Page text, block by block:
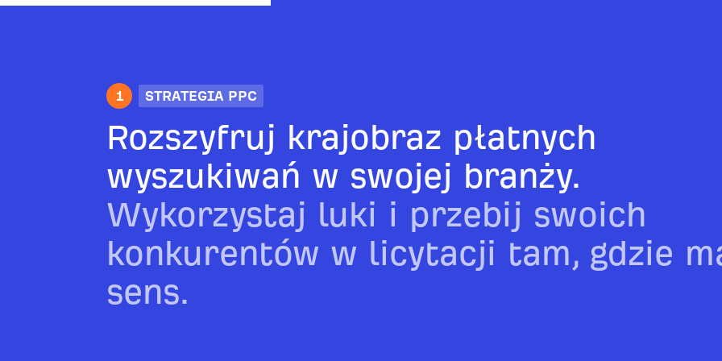
1 STRATEGIA PPC
Rozszyfruj krajobraz płatnych
wyszukiwań w swojej branży.
Wykorzystaj luki i przebij swoich
konkurentów w licytacji tam, gdzie
sens.